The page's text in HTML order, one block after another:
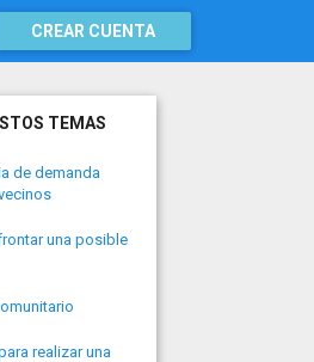
CREAR CUENTA
TEMAS
de demanda
una posible
realizar una